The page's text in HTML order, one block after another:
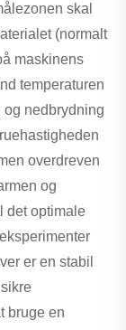
skal
(normalt
maskinens
temperaturen
og nedbrydning
overdreven
og
det optimale
er en stabil
bruge en